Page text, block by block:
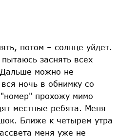
потом – солнце уйдет.
заснять всех
можно не
ночь в обнимку со
прохожу мимо
местные ребята. Меня
Ближе к четырем утра
меня уже не